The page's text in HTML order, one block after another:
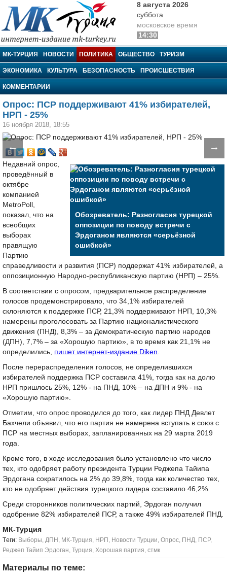
МК-Турция
8 августа 2026
суббота
московское время
14:30
МК-ТУРЦИЯ НОВОСТИ ПОЛИТИКА ОБЩЕСТВО ТУРИЗМ
ЭКОНОМИКА КУЛЬТУРА БЕЗОПАСНОСТЬ ПРОИСШЕСТВИЯ
КОММЕНТАРИИ
Опрос: ПСР поддерживают 41% избирателей,
НРП - 25%
16 ноября 2018, 18:55
← →
Обозреватель: Разногласия турецкой
оппозиции по поводу встречи с
Эрдоганом являются «серьёзной
ошибкой»
Недавний опрос,
проведённый в
октябре
компанией
MetroPoll,
показал, что на
всеобщих
выборах
правящую
Партию
справедливости и развития (ПСР) поддержат 41% избирателей, а
оппозиционную Народно-республиканскую партию (НРП) – 25%.
В соответствии с опросом, предварительное распределение
голосов продемонстрировало, что 34,1% избирателей
склоняются к поддержке ПСР, 21,3% поддерживают НРП, 10,3%
намерены проголосовать за Партию националистического
движения (ПНД), 8,3% – за Демократическую партию народов
(ДПН), 7,7% – за «Хорошую партию», в то время как 21,1% не
определились, пишет интернет-издание Diken.
После перераспределения голосов, не определившихся
избирателей поддержка ПСР составила 41%, тогда как на долю
НРП пришлось 25%, 12% - на ПНД, 10% – на ДПН и 9% - на
«Хорошую партию».
Отметим, что опрос проводился до того, как лидер ПНД Девлет
Бахчели объявил, что его партия не намерена вступать в союз с
ПСР на местных выборах, запланированных на 29 марта 2019
года.
Кроме того, в ходе исследования было установлено что число
тех, кто одобряет работу президента Турции Реджепа Тайипа
Эрдогана сократилось на 2% до 39,8%, тогда как количество тех,
кто не одобряет действия турецкого лидера составило 46,2%.
Среди сторонников политических партий, Эрдоган получил
одобрение 82% избирателей ПСР, а также 49% избирателей ПНД.
МК-Турция
Tеги: Выборы, ДПН , МК-Турция, НРП , Новости Турции, Опрос, ПНД, ПСР,
Реджеп Тайип Эрдоган, Турция, Хорошая партия, стмк
Материалы по теме: